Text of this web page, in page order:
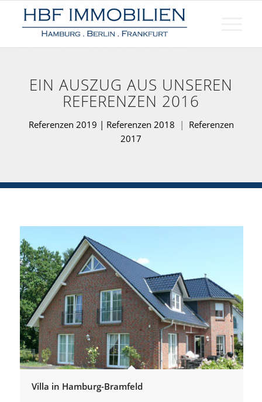
EIN AUSZUG AUS UNSEREN
REFERENZEN 2016
Referenzen 2019 | Referenzen 2018 | Referenzen
2017
Villa in Hamburg-Bramfeld